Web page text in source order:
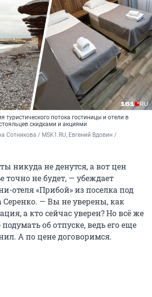
туристического потока гостиницы и отели в
скидками и акциями
Сотникова / MSK1.RU, Евгений Вдовин /
никуда не денутся, а вот цен
точно не будет, — убеждает
отеля «Прибой» из поселка под
— Вы не уверены, как
а кто сейчас уверен? Но всё же
об отпуске, ведь его еще
А по цене договоримся.